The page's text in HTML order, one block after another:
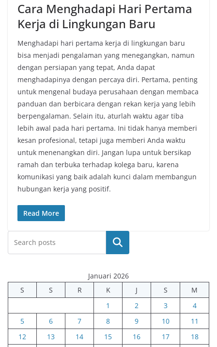
Cara Menghadapi Hari Pertama
Kerja di Lingkungan Baru
Menghadapi hari pertama kerja di lingkungan baru
bisa menjadi pengalaman yang menegangkan, namun
dengan persiapan yang tepat, Anda dapat
menghadapinya dengan percaya diri. Pertama, penting
untuk mengenal budaya perusahaan dengan membaca
panduan dan berbicara dengan rekan kerja yang lebih
berpengalaman. Selain itu, aturlah waktu agar tiba
lebih awal pada hari pertama. Ini tidak hanya memberi
kesan profesional, tetapi juga memberi Anda waktu
untuk menenangkan diri. Jangan lupa untuk bersikap
ramah dan terbuka terhadap kolega baru, karena
komunikasi yang baik adalah kunci dalam membangun
hubungan kerja yang positif.
Read More
Cari
Januari 2026
S
S R K J S
M
1
2 3
4
5
6 7 8 9 10
11
12
13 14 15 16 17
18